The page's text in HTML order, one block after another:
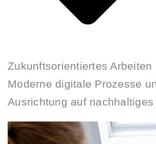
Zukunftsorientiertes Arbeiten
Moderne digitale Prozesse
Ausrichtung auf nachhaltiges